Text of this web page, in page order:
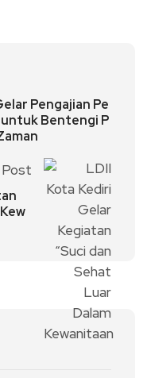
Pengajian Pe
Bentengi P